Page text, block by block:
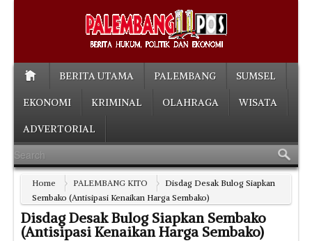
BERITA UTAMA PALEMBANG SUMSEL
EKONOMI KRIMINAL OLAHRAGA WISATA
ADVERTORIAL
Home PALEMBANG KITO
Disdag Desak Bulog Siapkan
Sembako (Antisipasi Kenaikan Harga Sembako)
Disdag Desak Bulog Siapkan Sembako
(Antisipasi Kenaikan Harga Sembako)